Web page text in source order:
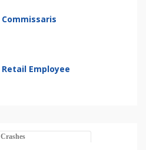
Commissaris
Retail Employee
Crashes